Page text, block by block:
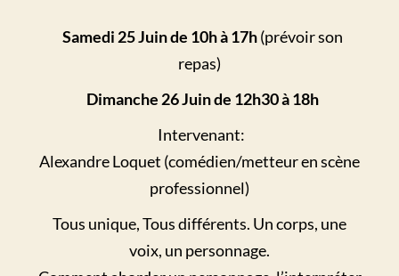
Samedi 25 Juinde 10h à 17h(prévoir son
repas)
Dimanche 26 Juin de 12h30 à 18h
Intervenant:
Alexandre Loquet (comédien/metteur en scène
professionnel)
Tous unique, Tous différents. Un corps, une
voix, un personnage.